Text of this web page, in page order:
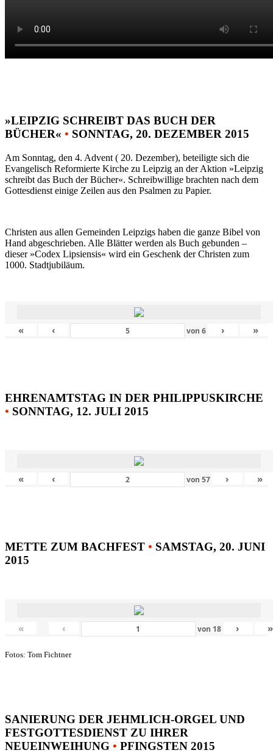
»LEIPZIG SCHREIBT DAS BUCH DER
BÜCHER« • SONNTAG, 20. DEZEMBER 2015
Am Sonntag, den 4. Advent ( 20. Dezember), beteiligte sich die
Evangelisch Reformierte Kirche zu Leipzig an der Aktion »Leipzig
schreibt das Buch der Bücher«. Schreibwillige brachten nach dem
Gottesdienst einige Zeilen aus den Psalmen zu Papier.
Christen aus allen Gemeinden Leipzigs haben die ganze Bibel von
Hand abgeschrieben. Alle Blätter werden als Buch gebunden –
dieser »Codex Lipsiensis« wird ein Geschenk der Christen zum
1000. Stadtjubiläum.
« ‹ von6 › »
EHRENAMTSTAG IN DER PHILIPPUSKIRCHE
• SONNTAG, 12. JULI 2015
« ‹ von57 › »
METTE ZUM BACHFEST • SAMSTAG, 20. JUNI
2015
« ‹ von 18 › »
Fotos: Tom Fichtner
SANIERUNG DER JEHMLICH-ORGEL UND
FESTGOTTESDIENST ZU IHRER
NEUEINWEIHUNG • PFINGSTEN 2015